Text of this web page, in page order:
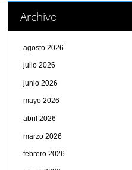
Archivo
agosto 2026
julio 2026
junio 2026
mayo 2026
abril 2026
marzo 2026
febrero 2026